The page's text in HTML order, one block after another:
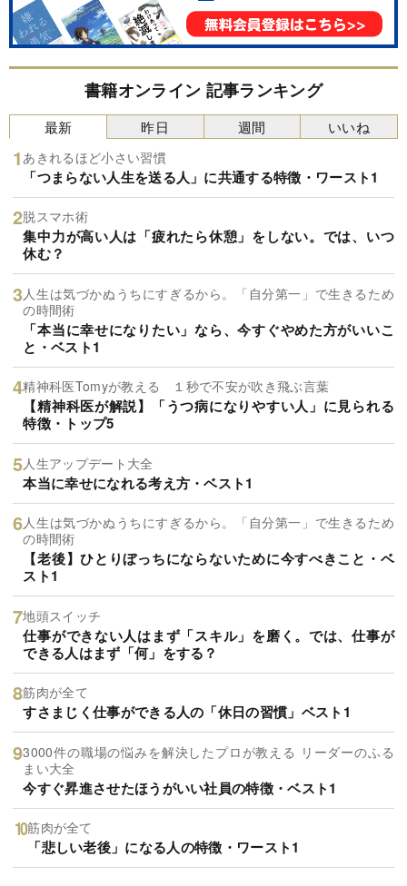
書籍オンライン 記事ランキング
最新
あきれるほど小さい習慣
「つまらない人生を送る人」に共通する特徴・ワースト1
脱スマホ術
集中力が高い人は「疲れたら休憩」をしない。では、いつ
休む？
人生は気づかぬうちにすぎるから。「自分第一」で生きるため
の時間術
「本当に幸せになりたい」なら、今すぐやめた方がいいこ
と・ベスト1
精神科医Tomyが教える １秒で不安が吹き飛ぶ言葉
【精神科医が解説】「うつ病になりやすい人」に見られる
特徴・トップ5
人生アップデート大全
本当に幸せになれる考え方・ベスト1
人生は気づかぬうちにすぎるから。「自分第一」で生きるため
の時間術
【老後】ひとりぼっちにならないために今すべきこと・ベ
スト1
地頭スイッチ
仕事ができない人はまず「スキル」を磨く。では、仕事が
できる人はまず「何」をする？
筋肉が全て
すさまじく仕事ができる人の「休日の習慣」ベスト1
3000件の職場の悩みを解決したプロが教える リーダーのふる
まい大全
今すぐ昇進させたほうがいい社員の特徴・ベスト1
筋肉が全て
「悲しい老後」になる人の特徴・ワースト1
昨日 週間 いいね